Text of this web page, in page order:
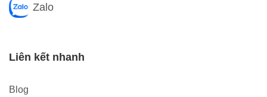
Zalo
Liên kết nhanh
Blog